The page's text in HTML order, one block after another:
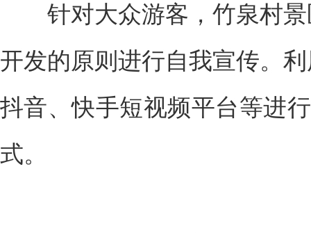
针对大众游客，竹泉村景
开发的原则进行自我宣传。
抖音、快手短视频平台等进
式。